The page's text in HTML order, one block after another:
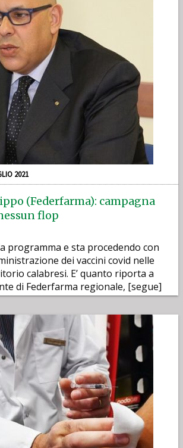
2021
(Federfarma): campagna
flop
programma e sta procedendo con
dei vaccini covid nelle
calabresi. E’ quanto riporta a
di Federfarma regionale, [segue]